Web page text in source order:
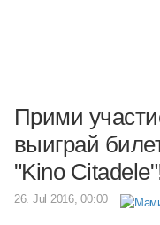
Прими
выиграй
"Kino
26. Jul 2016, 00:00